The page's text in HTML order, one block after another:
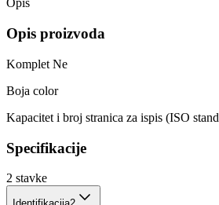
Opis
Opis proizvoda
Komplet Ne
Boja color
Kapacitet i broj stranica za ispis (ISO
Specifikacije
2 stavke